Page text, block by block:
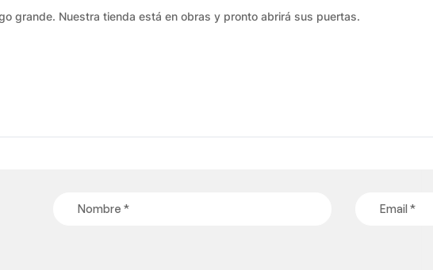
grande. Nuestra tienda está en obras y pronto abrirá sus puertas.